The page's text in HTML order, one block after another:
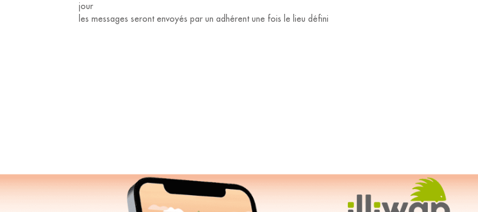
jour
les messages seront envoyés par un adhérent une fois le lieu défini